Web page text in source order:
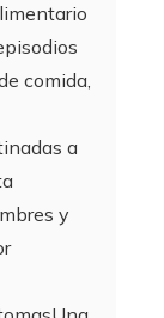
comida,
a
y